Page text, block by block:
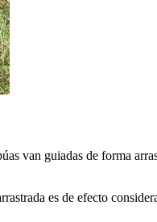
van guiadas de forma
es de efecto